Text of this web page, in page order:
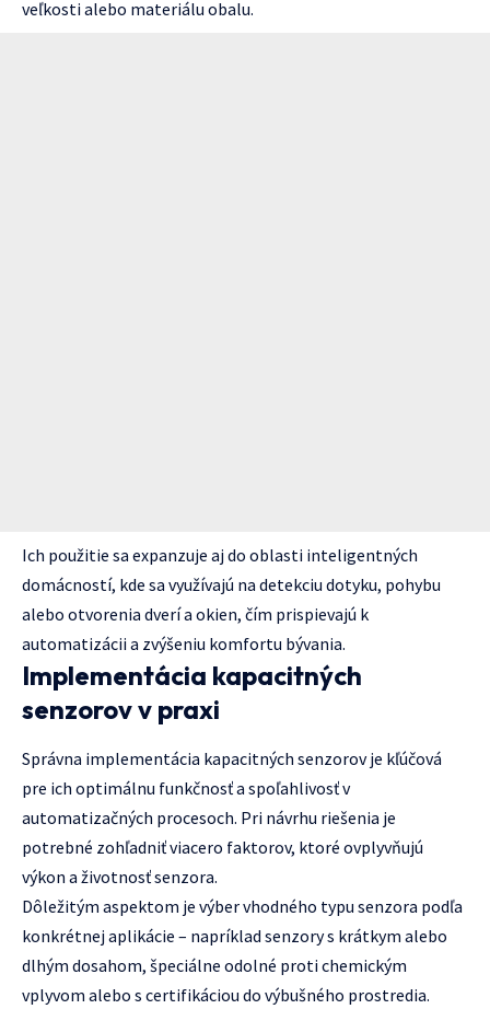
veľkosti alebo materiálu obalu.
Ich použitie sa expanzuje aj do oblasti inteligentných
domácností, kde sa využívajú na detekciu dotyku, pohybu
alebo otvorenia dverí a okien, čím prispievajú k
automatizácii a zvýšeniu komfortu bývania.
Implementácia kapacitných
senzorov v praxi
Správna implementácia kapacitných senzorov je kľúčová
pre ich optimálnu funkčnosť a spoľahlivosť v
automatizačných procesoch. Pri návrhu riešenia je
potrebné zohľadniť viacero faktorov, ktoré ovplyvňujú
výkon a životnosť senzora.
Dôležitým aspektom je výber vhodného typu senzora podľa
konkrétnej aplikácie – napríklad senzory s krátkym alebo
dlhým dosahom, špeciálne odolné proti chemickým
vplyvom alebo s certifikáciou do výbušného prostredia.